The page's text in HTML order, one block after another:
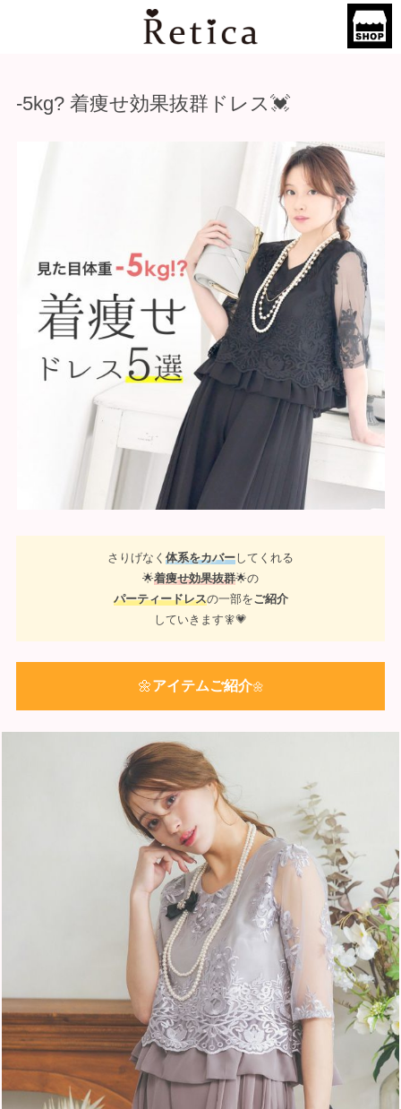
-5kg? 着痩せ効果抜群ドレス💓
さりげなく 体系をカバーしてくれる
🌟着痩せ効果抜群🌟の
パーティードレスの一部をご紹介
していきます🧚💗
🌼アイテムご紹介🌼